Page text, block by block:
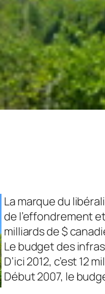
La marque du
de l’effondrement
milliards de $
Le budget des
D’ici 2012, c’est 12
Début 2007, le